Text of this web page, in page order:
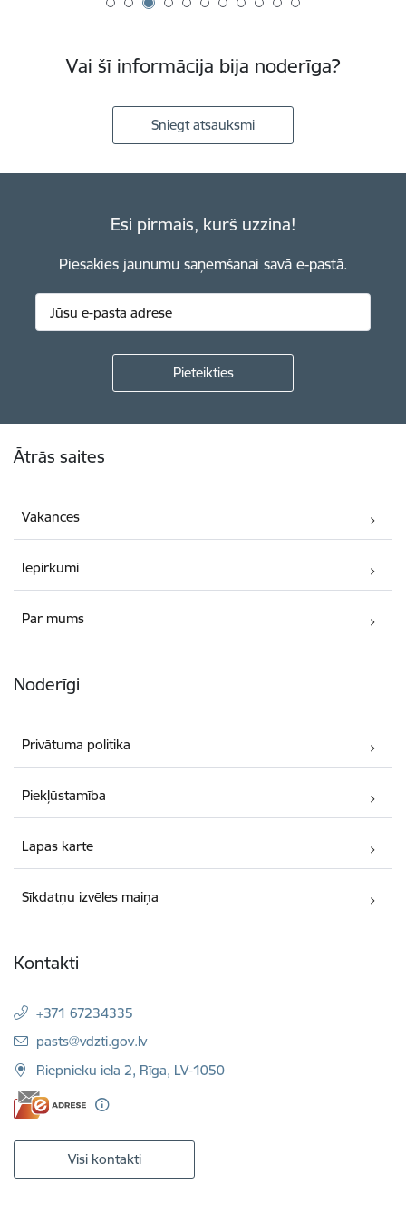
Vai šī informācija bija noderīga?
Sniegt atsauksmi
Esi pirmais, kurš uzzina!
Piesakies jaunumu saņemšanai savā e-pastā.
Ātrās saites
Vakances
Iepirkumi
Par mums
Noderīgi
Privātuma politika
Piekļūstamība
Lapas karte
Sīkdatņu izvēles maiņa
Kontakti
+371 67234335
E-pasts:
pasts@vdzti.gov.lv
Riepnieku iela 2, Rīga, LV-1050
Visi kontakti